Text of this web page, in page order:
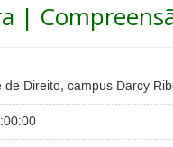
|
de Direito, campus Darcy